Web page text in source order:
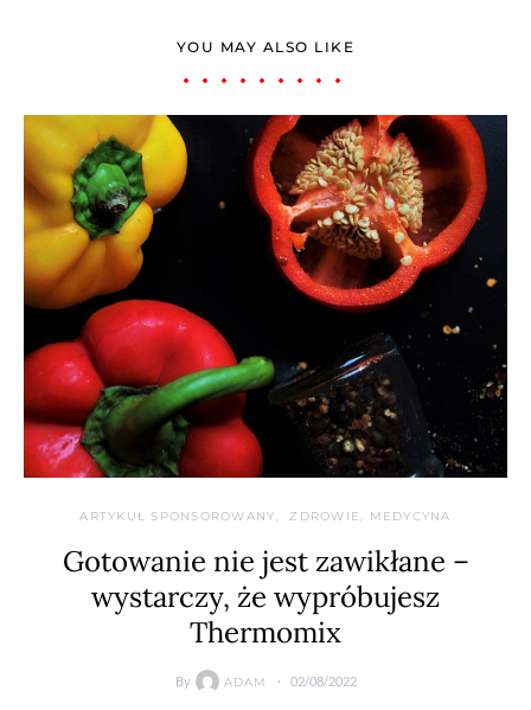
YOU MAY ALSO LIKE
ARTYKUŁ SPONSOROWANY ZDROWIE, MEDYCYNA
Gotowanie nie jest zawikłane –
wystarczy, że wypróbujesz
Thermomix
By ADAM 02/08/2022